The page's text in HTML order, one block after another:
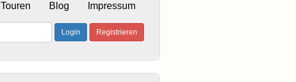
Touren Blog Impressum
Login Registrieren